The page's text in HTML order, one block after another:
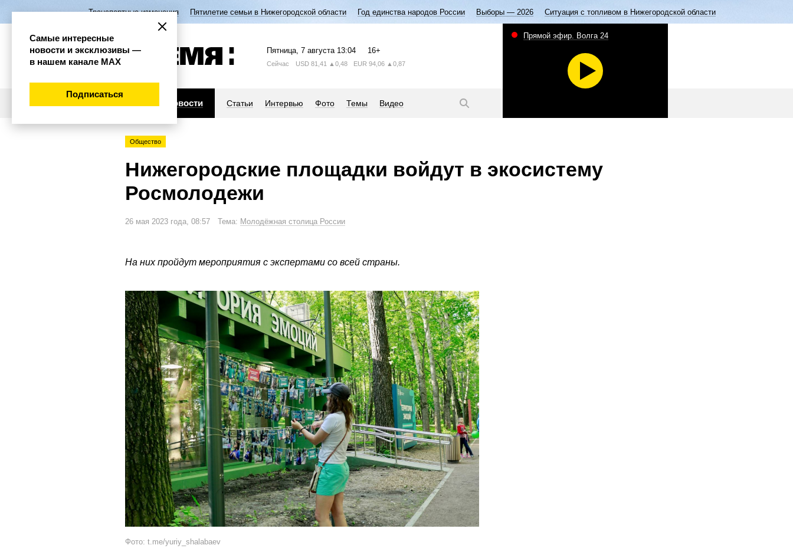
Транспортные изменения Пятилетие семьи в Нижегородской области Год единства народов России Выборы — 2026 Ситуация с топливом в Нижегородской области
Пятница, 7 августа 13:04 16+
Сейчас USD 81,41 ▲0,48 EUR 94,06 ▲0,87
Новости Статьи Интервью Фото Темы Видео
Прямой эфир. Волга 24
Общество
Нижегородские площадки войдут в экосистему
Росмолодежи
26 мая 2023 года, 08:57 Тема: Молодёжная столица России
На них пройдут мероприятия с экспертами со всей страны.
Фото: t.me/yuriy_shalabaev
Самые интересные
новости и эксклюзивы —
в нашем канале МАХ
Подписаться